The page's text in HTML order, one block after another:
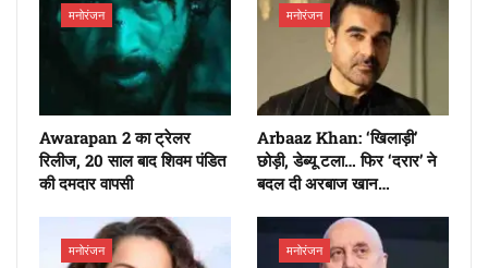
मनोरंजन
Awarapan 2 का ट्रेलर
रिलीज, 20 साल बाद शिवम पंडित
की दमदार वापसी
मनोरंजन
Arbaaz Khan: ‘खिलाड़ी’
छोड़ी, डेब्यू टला… फिर ‘दरार’ ने
बदल दी अरबाज खान…
मनोरंजन मनोरंजन